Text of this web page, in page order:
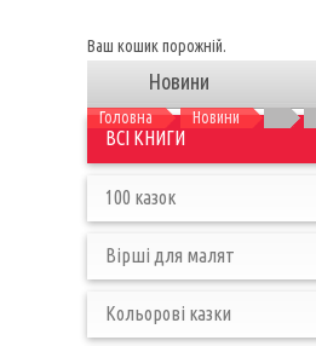
Ваш кошик порожній.
Новини
Головна Новини
ВСІ КНИГИ
100 казок
Вірші для малят
Кольорові казки